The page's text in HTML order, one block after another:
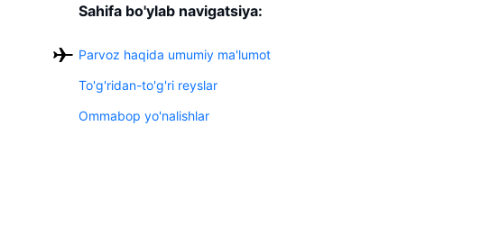
Sahifa bo'ylab navigatsiya:
Parvoz haqida umumiy ma'lumot
To'g'ridan-to'g'ri reyslar
Ommabop yo'nalishlar